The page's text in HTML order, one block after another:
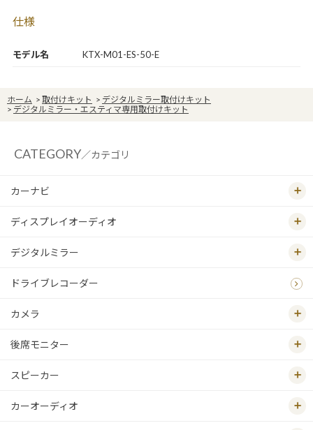
モデル名 KTX-M01-ES-50-E
仕様
ホーム > 取付けキット > デジタルミラー取付けキット
> デジタルミラー・エスティマ専用取付けキット
CATEGORY／カテゴリ
カーナビ
ディスプレイオーディオ
デジタルミラー
ドライブレコーダー
カメラ
後席モニター
スピーカー
カーオーディオ